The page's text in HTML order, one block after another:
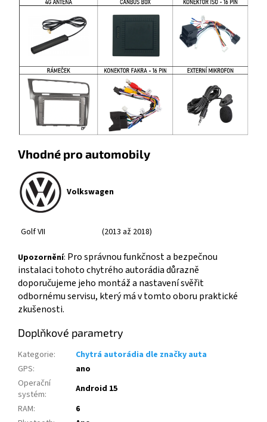
Vhodné pro automobily
Volkswagen
Golf VII (2013 až 2018)
Upozornění: Pro správnou funkčnost a bezpečnou
instalaci tohoto chytrého autorádia důrazně
doporučujeme jeho montáž a nastavení svěřit
odbornému servisu, který má v tomto oboru praktické
zkušenosti.
Doplňkové parametry
Kategorie:
Chytrá autorádia dle značky auta
GPS:
ano
Operační
systém:
Android 15
RAM:
6